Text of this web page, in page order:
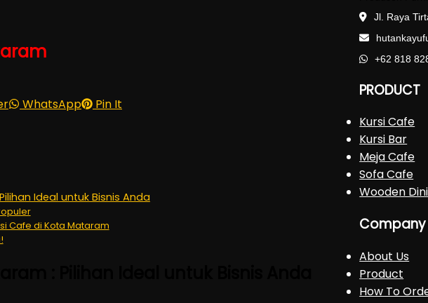
WhatsApp Pin It
Ideal untuk Bisnis Anda
Cafe di Kota Mataram
Jl. Raya
+62 818
PRODUCT
Kursi Cafe
Kursi Bar
Meja Cafe
Sofa Cafe
Wooden
Company
About Us
Product
How To